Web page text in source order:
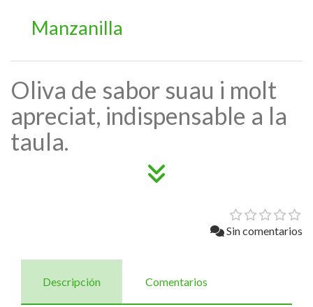
Manzanilla
Oliva de sabor suau i molt
apreciat, indispensable a la
taula.
Sin comentarios
Descripción Comentarios